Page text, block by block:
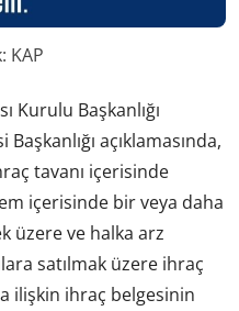
KAP
Kurulu Başkanlığı
açıklamasında,
tavanı içerisinde
içerisinde bir veya daha
üzere ve halka arz
satılmak üzere ihraç
ilişkin ihraç belgesinin